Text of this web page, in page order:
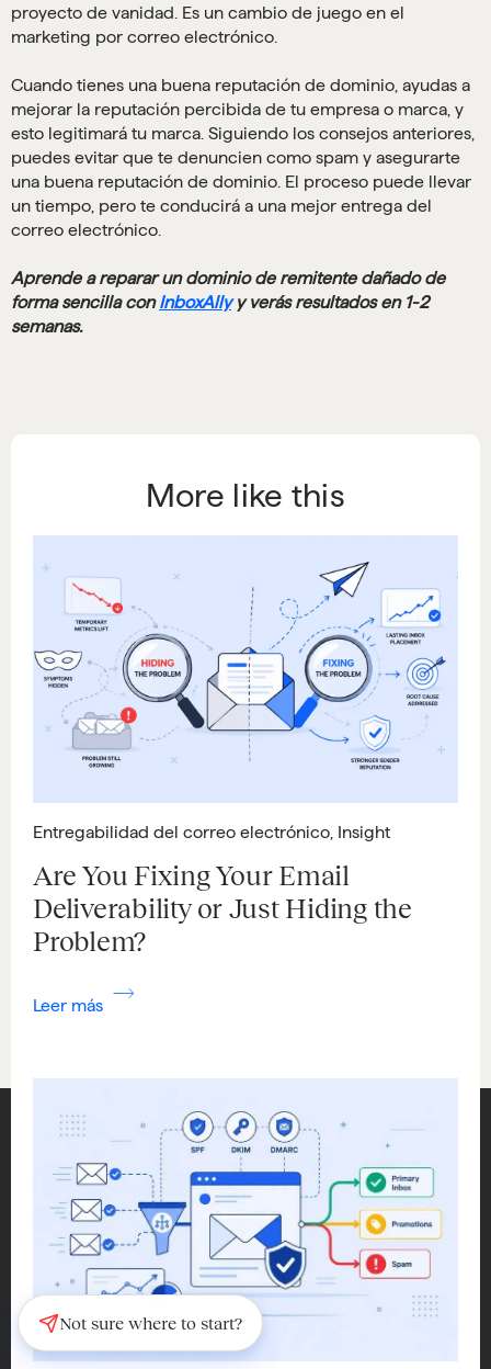
proyecto de vanidad. Es un cambio de juego en el
marketing por correo electrónico.
Cuando tienes una buena reputación de dominio, ayudas a
mejorar la reputación percibida de tu empresa o marca, y
esto legitimará tu marca. Siguiendo los consejos anteriores,
puedes evitar que te denuncien como spam y asegurarte
una buena reputación de dominio. El proceso puede llevar
un tiempo, pero te conducirá a una mejor entrega del
correo electrónico.
Aprende a reparar un dominio de remitente dañado de
forma sencilla conInboxAllyy verás resultados en 1-2
semanas.
More like this
Entregabilidad del correo electrónico Insight
Are You Fixing Your Email
Deliverability or Just Hiding the
Problem?
Leer más
Not sure where to start?